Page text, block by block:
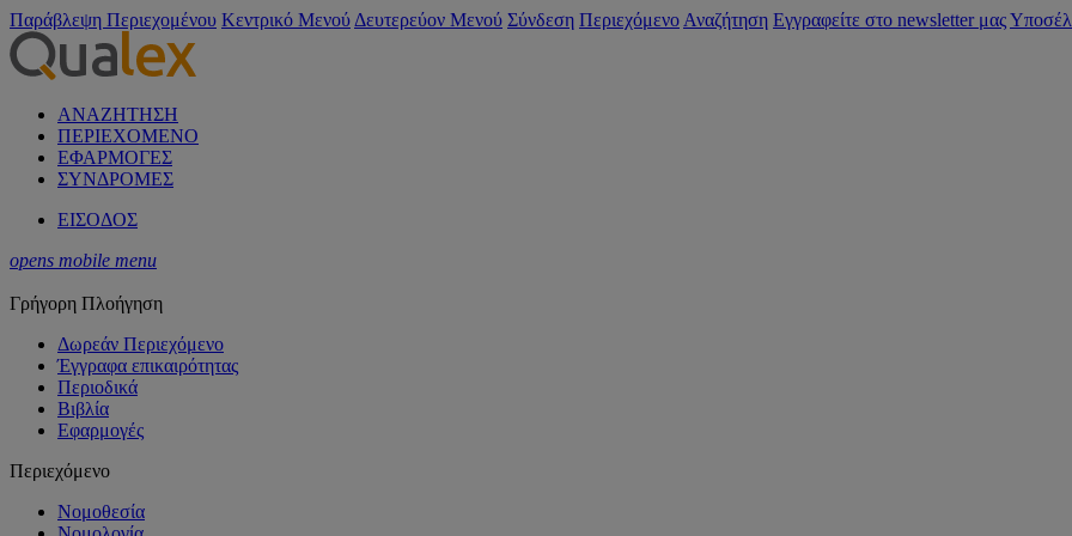
Παράβλεψη Περιεχομένου Κεντρικό Μενού Δευτερεύον Μενού Σύνδεση Περιεχόμενο Αναζήτηση Εγγραφείτε στο newsletter μας
ΑΝΑΖΗΤΗΣΗ
ΠΕΡΙΕΧΟΜΕΝΟ
ΕΦΑΡΜΟΓΕΣ
ΣΥΝΔΡΟΜΕΣ
ΕΙΣΟΔΟΣ
opens mobile menu
Γρήγορη Πλοήγηση
Δωρεάν Περιεχόμενο
Έγγραφα επικαιρότητας
Περιοδικά
Βιβλία
Εφαρμογές
Περιεχόμενο
Νομοθεσία